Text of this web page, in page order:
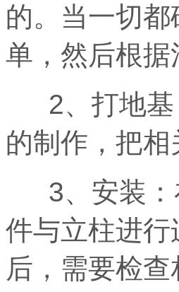
的。当一切
单，然后根
2、打地
的制作，把
3、安装
件与立柱进
后，需要检